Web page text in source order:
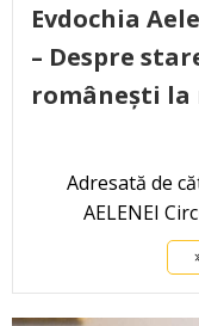
Evdochia
– Despre
românești
Adresată de
AELENEI